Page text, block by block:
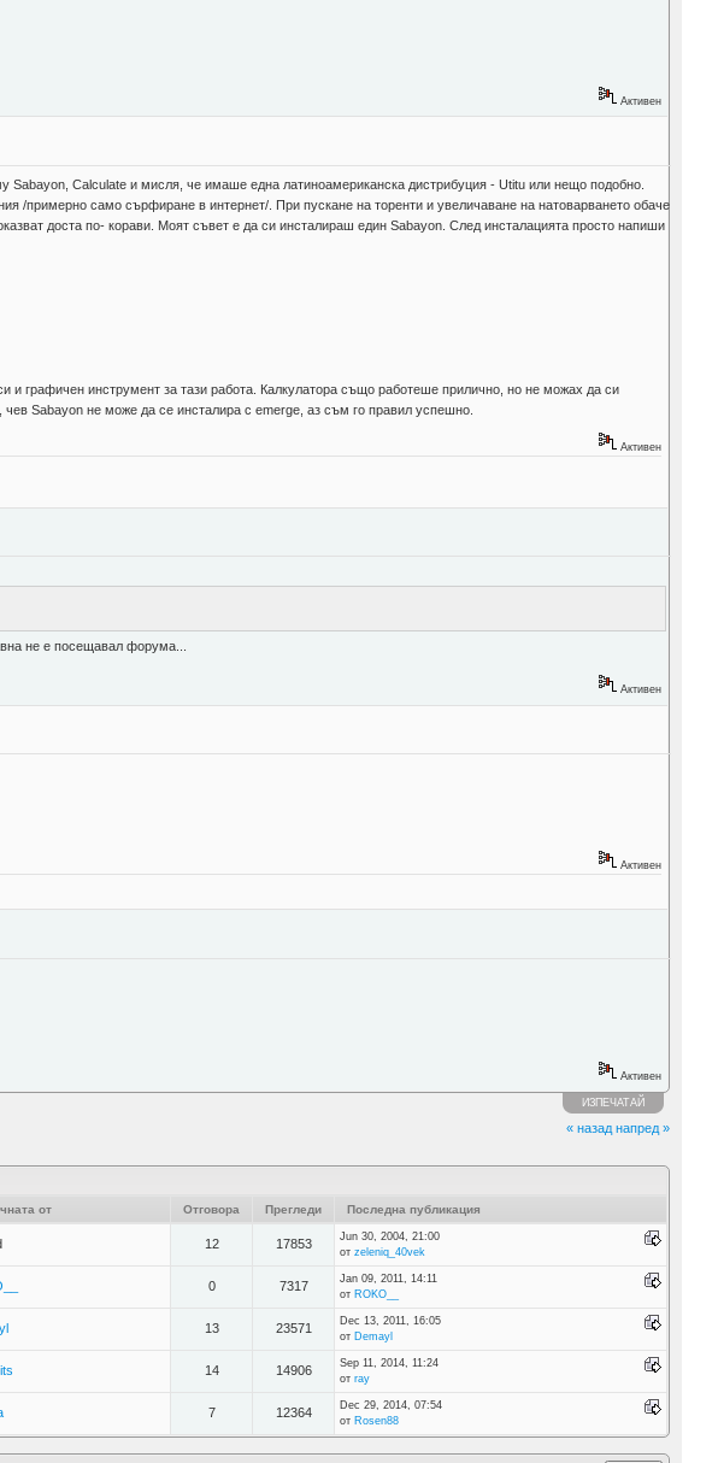
Активен
Sabayon, Calculate и мисля, че имаше една латиноамериканска дистрибуция - Utitu или нещо подобнo.
/примерно само сърфиране в интернет/. При пускане на торенти и увеличаване на натоварването обаче
доста по- корави. Моят съвет е да си инсталираш един Sabayon. След инсталацията просто напиши
и графичен инструмент за тази работа. Калкулатора също работеше прилично, но не можах да си
Sabayon не може да се инсталира с emerge, аз съм го правил успешно.
Активен
не е посещавал форума...
Активен
Активен
Активен
ИЗПЕЧАТАЙ
« назад напред »
от Отговора Прегледи Последна публикация
12 17853
Jun 30, 2004, 21:00
от zeleniq_40vek
0 7317
Jan 09, 2011, 14:11
от ROKO__
13 23571
Dec 13, 2011, 16:05
от Demayl
14 14906
Sep 11, 2014, 11:24
от ray
7 12364
Dec 29, 2014, 07:54
от Rosen88